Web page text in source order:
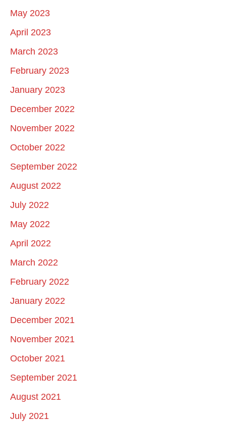
May 2023
April 2023
March 2023
February 2023
January 2023
December 2022
November 2022
October 2022
September 2022
August 2022
July 2022
May 2022
April 2022
March 2022
February 2022
January 2022
December 2021
November 2021
October 2021
September 2021
August 2021
July 2021